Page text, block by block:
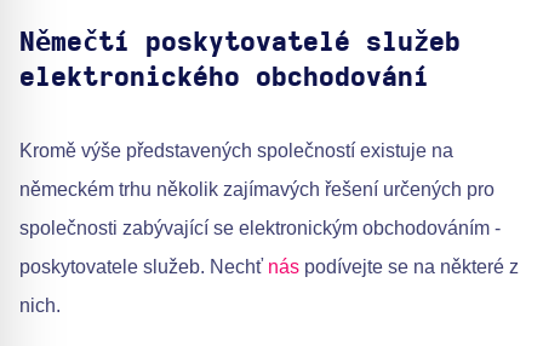
Němečtí poskytovatelé služeb
elektronického obchodování
Kromě výše představených společností existuje na
německém trhu několik zajímavých řešení určených pro
společnosti zabývající se elektronickým obchodováním -
poskytovatele služeb. Nechť nás podívejte se na některé z
nich.